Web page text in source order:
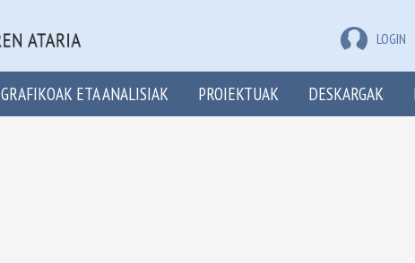
LOGIN
GRAFIKOAK ETA ANALISIAK PROIEKTUAK DESKARGAK